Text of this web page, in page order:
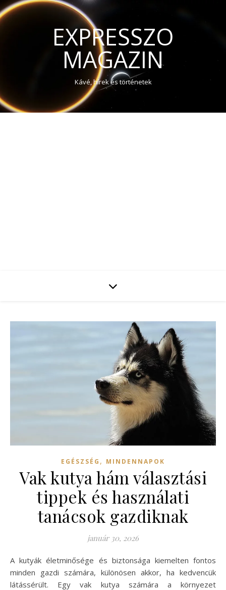
EXPRESSZO
MAGAZIN
Kávé, hírek és történetek
EGÉSZSÉG , MINDENNAPOK
Vak kutya hám választási
tippek és használati
tanácsok gazdiknak
január 30, 2026
A kutyák életminősége és biztonsága kiemelten fontos
minden gazdi számára, különösen akkor, ha kedvencük
látássérült. Egy vak kutya számára a környezet